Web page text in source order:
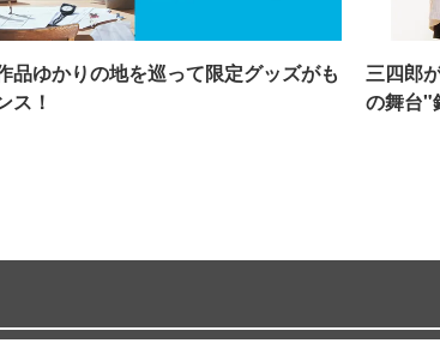
品ゆかりの地を巡って限定グッズがも
ス！
三四郎
の舞台"